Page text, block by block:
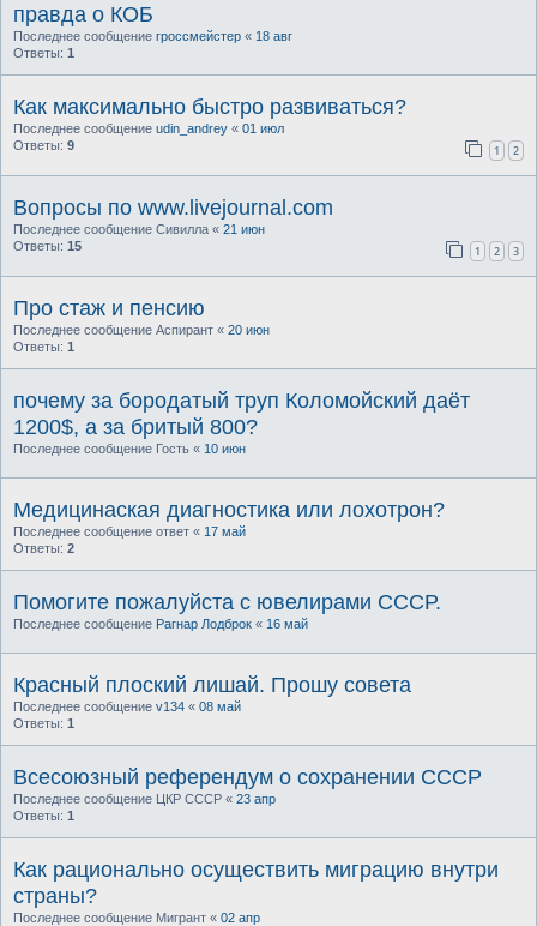
правда о КОБ
Последнее сообщение гроссмейстер « 18 авг
Ответы: 1
Как максимально быстро развиваться?
Последнее сообщение udin_andrey « 01 июл
Ответы: 9 1 2
Вопросы по www.livejournal.com
Последнее сообщение Сивилла « 21 июн
Ответы: 15 1 2 3
Про стаж и пенсию
Последнее сообщение Аспирант « 20 июн
Ответы: 1
почему за бородатый труп Коломойский даёт
1200$, а за бритый 800?
Последнее сообщение Гость « 10 июн
Медицинаская диагностика или лохотрон?
Последнее сообщение ответ « 17 май
Ответы: 2
Помогите пожалуйста с ювелирами СССР.
Последнее сообщение Рагнар Лодброк « 16 май
Красный плоский лишай. Прошу совета
Последнее сообщение v134 « 08 май
Ответы: 1
Всесоюзный референдум о сохранении СССР
Последнее сообщение ЦКР СССР « 23 апр
Ответы: 1
Как рационально осуществить миграцию внутри
страны?
Последнее сообщение Мигрант « 02 апр